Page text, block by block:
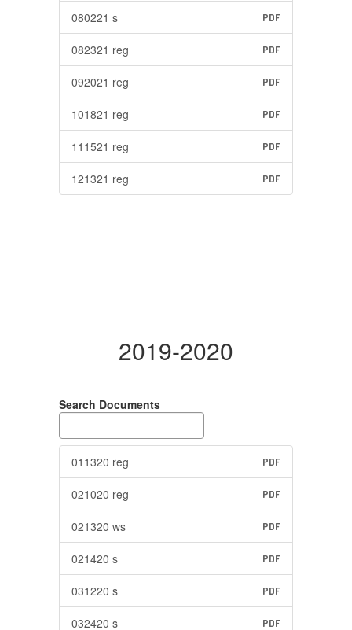
080221 s PDF
082321 reg PDF
092021 reg PDF
101821 reg PDF
111521 reg PDF
121321 reg PDF
2019-2020
Search Documents
011320 reg PDF
021020 reg PDF
021320 ws PDF
021420 s PDF
031220 s PDF
032420 s PDF